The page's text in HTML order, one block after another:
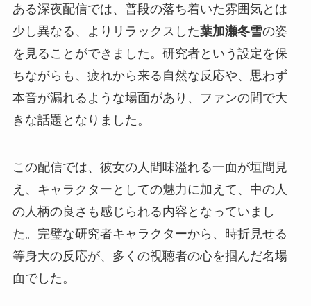
ある深夜配信では、普段の落ち着いた雰囲気とは
少し異なる、よりリラックスした葉加瀬冬雪の姿
を見ることができました。研究者という設定を保
ちながらも、疲れから来る自然な反応や、思わず
本音が漏れるような場面があり、ファンの間で大
きな話題となりました。
この配信では、彼女の人間味溢れる一面が垣間見
え、キャラクターとしての魅力に加えて、中の人
の人柄の良さも感じられる内容となっていまし
た。完璧な研究者キャラクターから、時折見せる
等身大の反応が、多くの視聴者の心を掴んだ名場
面でした。